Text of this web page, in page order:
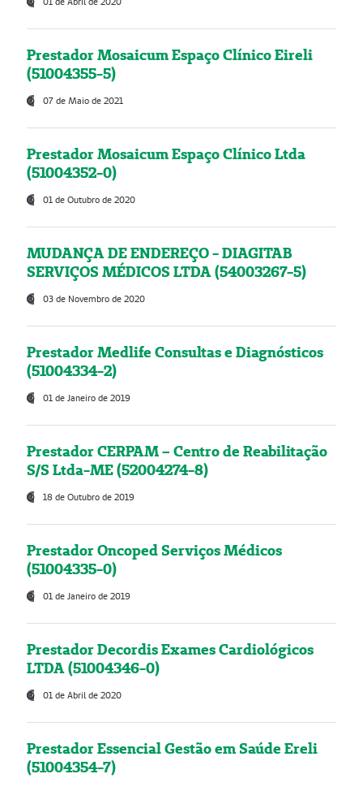
Prestador Mosaicum Espaço Clínico Eireli
(51004355-5)
07 de Maio de 2021
Prestador Mosaicum Espaço Clínico Ltda
(51004352-0)
01 de Outubro de 2020
MUDANÇA DE ENDEREÇO - DIAGITAB
SERVIÇOS MÉDICOS LTDA (54003267-5)
03 de Novembro de 2020
Prestador Medlife Consultas e Diagnósticos
(51004334-2)
01 de Janeiro de 2019
Prestador CERPAM – Centro de Reabilitação
S/S Ltda-ME (52004274-8)
18 de Outubro de 2019
Prestador Oncoped Serviços Médicos
(51004335-0)
01 de Janeiro de 2019
Prestador Decordis Exames Cardiológicos
LTDA (51004346-0)
01 de Abril de 2020
Prestador Essencial Gestão em Saúde Ereli
(51004354-7)